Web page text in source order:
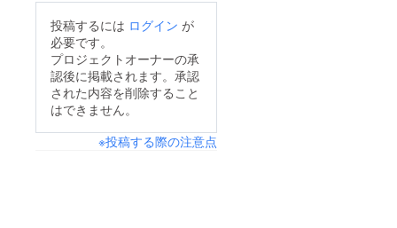
投稿するには ログイン が
必要です。
プロジェクトオーナーの承
認後に掲載されます。承認
された内容を削除すること
はできません。
※投稿する際の注意点